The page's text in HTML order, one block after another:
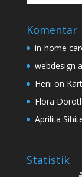
Komentar
in-home
webdesign
Heni on
Flora
Aprilita
Statistik